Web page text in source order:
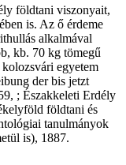
földtani viszonyait,
is. Az ő érdeme
alkalmával
kb. 70 kg tömegű
egyetem
der bis jetzt
; Északkeleti Erdély
földtani és
tanulmányok
is), 1887.